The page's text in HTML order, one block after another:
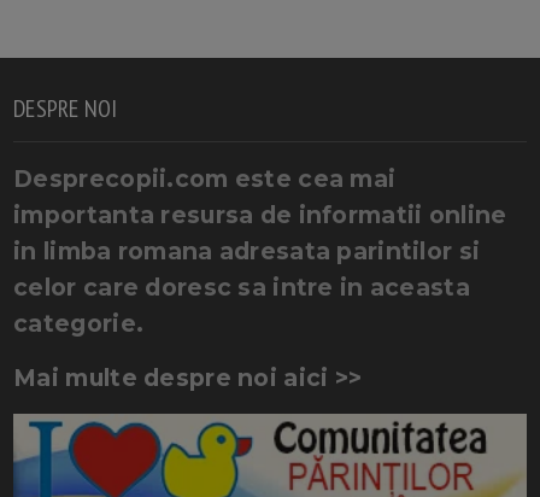
DESPRE NOI
Desprecopii.com este cea mai
importanta resursa de informatii online
in limba romana adresata parintilor si
celor care doresc sa intre in aceasta
categorie.
Mai multe despre noi aici >>